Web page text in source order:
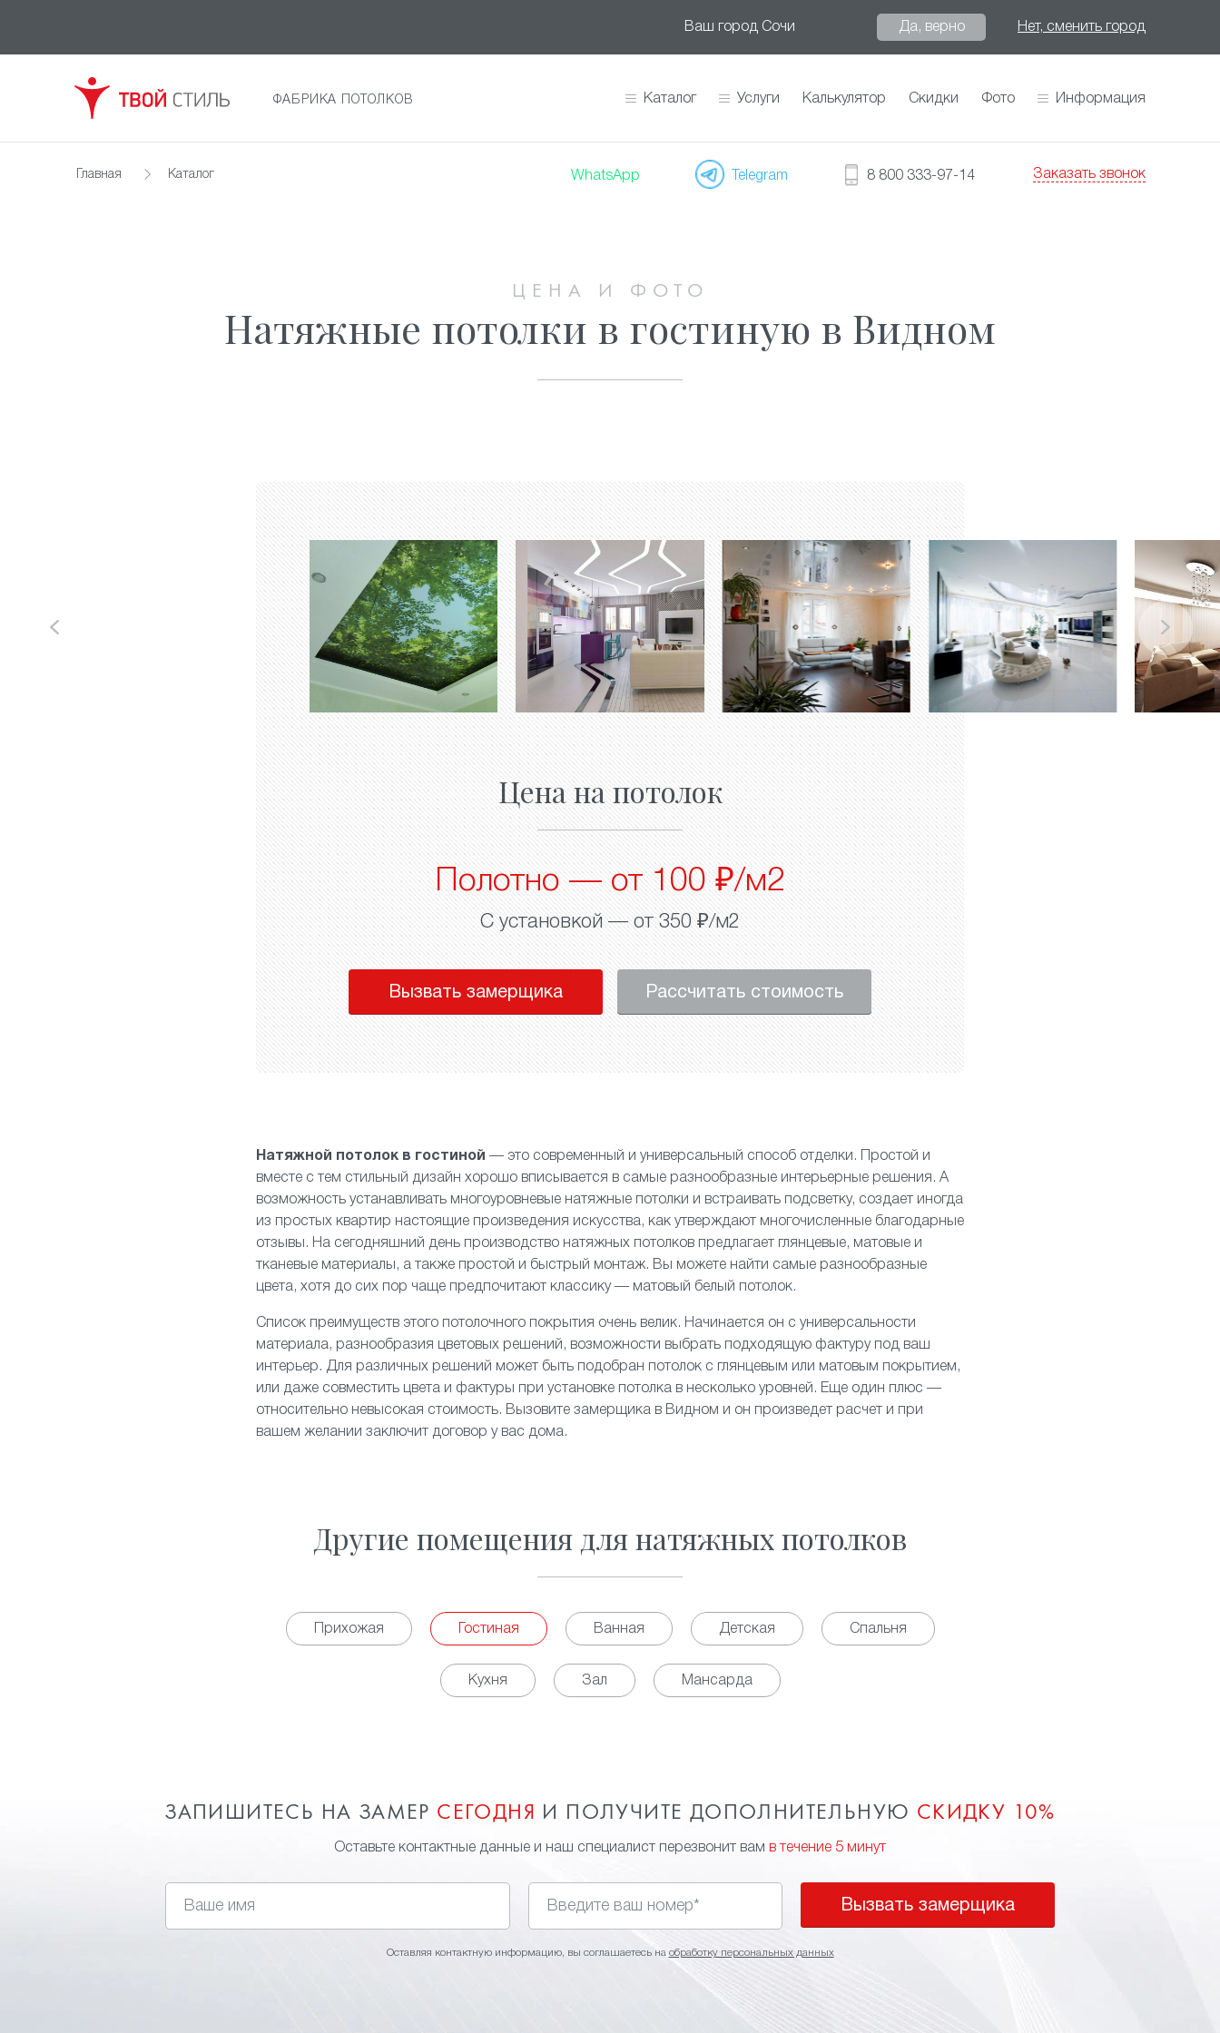
Ваш город Сочи Да, верно Нет, сменить город
ФАБРИКА ПОТОЛКОВ Каталог Услуги Калькулятор Скидки Фото Информация
Главная Каталог WhatsApp Telegram 8 800 333-97-14 Заказать звонок
ЦЕНА И ФОТО
Натяжные потолки в гостиную в Видном
Цена на потолок
Полотно — от 100 ₽/м2
С установкой — от 350 ₽/м2
Вызвать замерщика Рассчитать стоимость
Натяжной потолок в гостиной — это современный и универсальный способ отделки. Простой и
вместе с тем стильный дизайн хорошо вписывается в самые разнообразные интерьерные решения. А
возможность устанавливать многоуровневые натяжные потолки и встраивать подсветку, создает иногда
из простых квартир настоящие произведения искусства, как утверждают многочисленные благодарные
отзывы. На сегодняшний день производство натяжных потолков предлагает глянцевые, матовые и
тканевые материалы, а также простой и быстрый монтаж. Вы можете найти самые разнообразные
цвета, хотя до сих пор чаще предпочитают классику — матовый белый потолок.
Список преимуществ этого потолочного покрытия очень велик. Начинается он с универсальности
материала, разнообразия цветовых решений, возможности выбрать подходящую фактуру под ваш
интерьер. Для различных решений может быть подобран потолок с глянцевым или матовым покрытием,
или даже совместить цвета и фактуры при установке потолка в несколько уровней. Еще один плюс —
относительно невысокая стоимость. Вызовите замерщика в Видном и он произведет расчет и при
вашем желании заключит договор у вас дома.
Другие помещения для натяжных потолков
Прихожая Гостиная Ванная Детская Спальня
Кухня Зал Мансарда
ЗАПИШИТЕСЬ НА ЗАМЕР СЕГОДНЯ И ПОЛУЧИТЕ ДОПОЛНИТЕЛЬНУЮ СКИДКУ 10%
Оставьте контактные данные и наш специалист перезвонит вам в течение 5 минут
Вызвать замерщика
Оставляя контактную информацию, вы соглашаетесь на обработку персональных данных